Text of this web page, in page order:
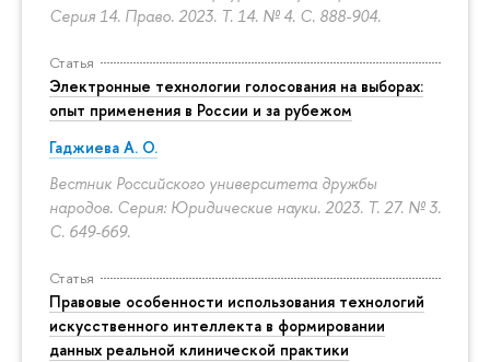
Серия 14. Право. 2023. Т. 14. № 4. С. 888-904.
Статья
Электронные технологии голосования на выборах:
опыт применения в России и за рубежом
Гаджиева А. О.
Вестник Российского университета дружбы
народов. Серия: Юридические науки. 2023. Т. 27. № 3.
С. 649-669.
Статья
Правовые особенности использования технологий
искусственного интеллекта в формировании
данных реальной клинической практики